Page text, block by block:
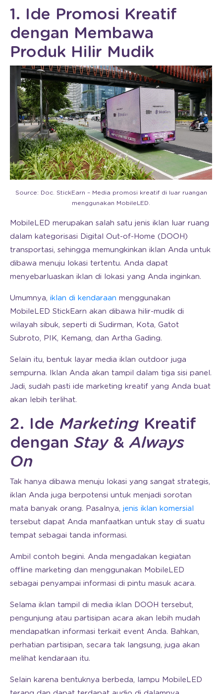
1. Ide Promosi Kreatif
dengan Membawa
Produk Hilir Mudik
Source: Doc. StickEarn – Media promosi kreatif di luar ruangan
menggunakan MobileLED.
MobileLED merupakan salah satu jenis iklan luar ruang
dalam kategorisasi Digital Out-of-Home (DOOH)
transportasi, sehingga memungkinkan iklan Anda untuk
dibawa menuju lokasi tertentu. Anda dapat
menyebarluaskan iklan di lokasi yang Anda inginkan.
Umumnya, iklan di kendaraan menggunakan
MobileLED StickEarn akan dibawa hilir-mudik di
wilayah sibuk, seperti di Sudirman, Kota, Gatot
Subroto, PIK, Kemang, dan Artha Gading.
Selain itu, bentuk layar media iklan outdoor juga
sempurna. Iklan Anda akan tampil dalam tiga sisi panel.
Jadi, sudah pasti ide marketing kreatif yang Anda buat
akan lebih terlihat.
2. Ide Marketing Kreatif
dengan Stay &Always
On
Tak hanya dibawa menuju lokasi yang sangat strategis,
iklan Anda juga berpotensi untuk menjadi sorotan
mata banyak orang. Pasalnya, jenis iklan komersial
tersebut dapat Anda manfaatkan untuk stay di suatu
tempat sebagai tanda informasi.
Ambil contoh begini. Anda mengadakan kegiatan
offline marketing dan menggunakan MobileLED
sebagai penyampai informasi di pintu masuk acara.
Selama iklan tampil di media iklan DOOH tersebut,
pengunjung atau partisipan acara akan lebih mudah
mendapatkan informasi terkait event Anda. Bahkan,
perhatian partisipan, secara tak langsung, juga akan
melihat kendaraan itu.
Selain karena bentuknya berbeda, lampu MobileLED